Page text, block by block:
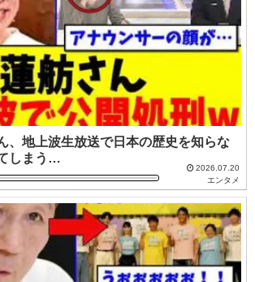
、地上波生放送で日本の歴史を知らな
しまう…
2026.07.20
エンタメ